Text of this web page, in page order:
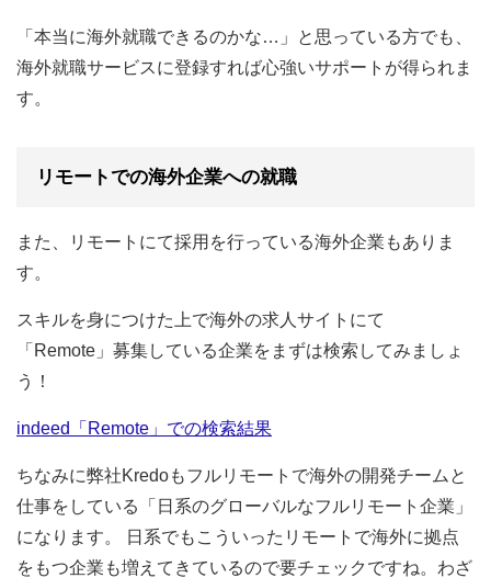
「本当に海外就職できるのかな…」と思っている方でも、
海外就職サービスに登録すれば心強いサポートが得られま
す。
リモートでの海外企業への就職
また、リモートにて採用を行っている海外企業もありま
す。
スキルを身につけた上で海外の求人サイトにて
「Remote」募集している企業をまずは検索してみましょ
う！
indeed「Remote」での検索結果
ちなみに弊社Kredoもフルリモートで海外の開発チームと
仕事をしている「日系のグローバルなフルリモート企業」
になります。 日系でもこういったリモートで海外に拠点
をもつ企業も増えてきているので要チェックですね。わざ